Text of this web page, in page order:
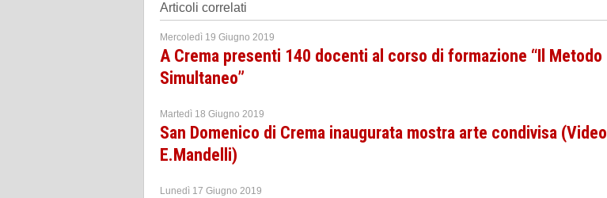
Articoli correlati
Mercoledì 19 Giugno 2019
A Crema presenti 140 docenti al corso di formazione “Il Metodo
Simultaneo”
Martedì 18 Giugno 2019
San Domenico di Crema inaugurata mostra arte condivisa (Video
E.Mandelli)
Lunedì 17 Giugno 2019